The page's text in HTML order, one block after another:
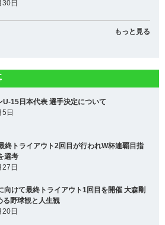
30日
もっと見る
U-15日本代表 選手決定について
5日
終トライアウト2回目が行われW杯連覇目指
選考
27日
向けて最終トライアウト1回目を開催 大森剛
る野球観と人生観
20日